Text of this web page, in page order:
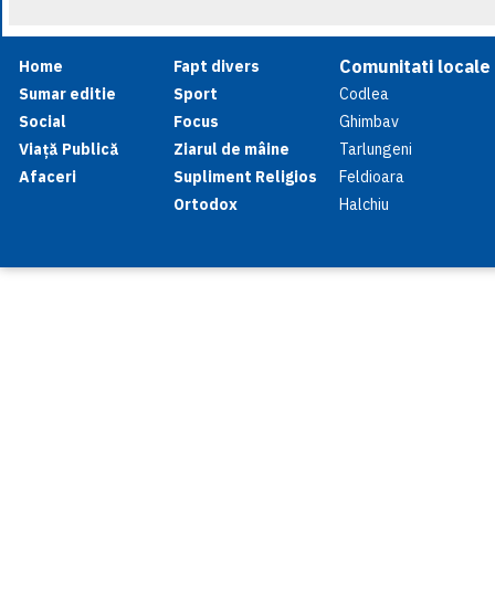
Home
Sumar editie
Social
Viață Publică
Afaceri
Fapt divers
Sport
Focus
Ziarul de mâine
Supliment Religios
Ortodox
Comunitati locale
Codlea
Ghimbav
Tarlungeni
Feldioara
Halchiu